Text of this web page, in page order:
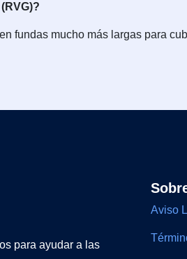
fundas mucho más largas para
Aviso
para ayudar a las